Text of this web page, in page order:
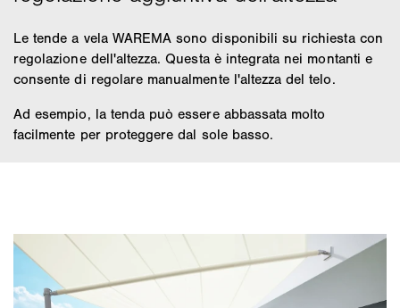
Le tende a vela WAREMA sono disponibili su richiesta con
regolazione dell'altezza. Questa è integrata nei montanti e
consente di regolare manualmente l'altezza del telo.
Ad esempio, la tenda può essere abbassata molto
facilmente per proteggere dal sole basso.